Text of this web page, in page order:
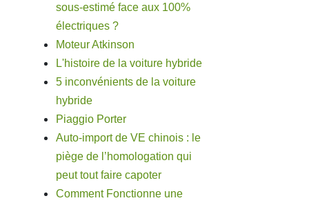
sous-estimé face aux 100%
électriques ?
Moteur Atkinson
L'histoire de la voiture hybride
5 inconvénients de la voiture
hybride
Piaggio Porter
Auto-import de VE chinois : le
piège de l’homologation qui
peut tout faire capoter
Comment Fonctionne une